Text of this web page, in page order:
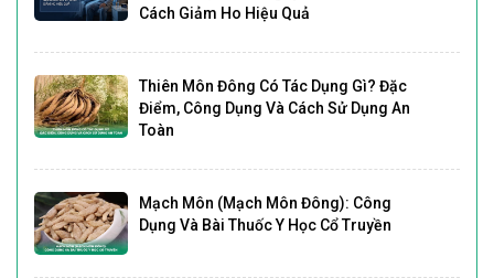
Cách Giảm Ho Hiệu Quả
Thiên Môn Đông Có Tác Dụng Gì? Đặc
Điểm, Công Dụng Và Cách Sử Dụng An
Toàn
Mạch Môn (Mạch Môn Đông): Công
Dụng Và Bài Thuốc Y Học Cổ Truyền